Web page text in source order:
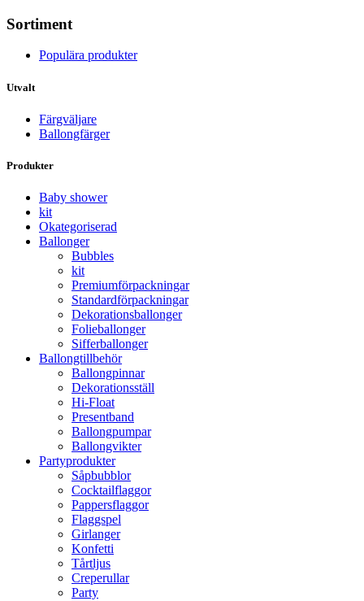
Sortiment
Populära produkter
Utvalt
Färgväljare
Ballongfärger
Produkter
Baby shower
kit
Okategoriserad
Ballonger
Bubbles
kit
Premium­förpackningar
Standard­­förpackningar
Dekorations­ballonger
Folie­­­ballonger
Siffer­­ballonger
Ballong­tillbehör
Ballongpinnar
Dekorationsställ
Hi-Float
Presentband
Ballongpumpar
Ballong­vikter
Party­­produkter
Såpbubblor
Cocktail­flaggor
Pappers­flaggor
Flaggspel
Girlanger
Konfetti
Tårtljus
Creperullar
Party